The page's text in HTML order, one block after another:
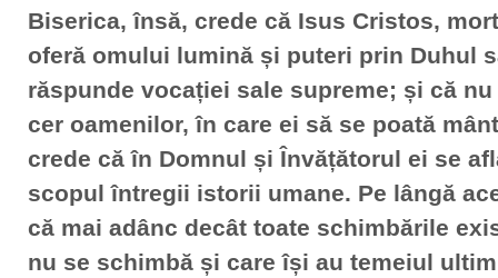
Biserica, însă, crede că Isus Cristos,
oferă omului lumină și puteri prin Duhul
răspunde vocației sale supreme; și că
cer oamenilor, în care ei să se poată
crede că în Domnul și Învățătorul ei se
scopul întregii istorii umane. Pe lângă
că mai adânc decât toate schimbările
nu se schimbă și care își au temeiul